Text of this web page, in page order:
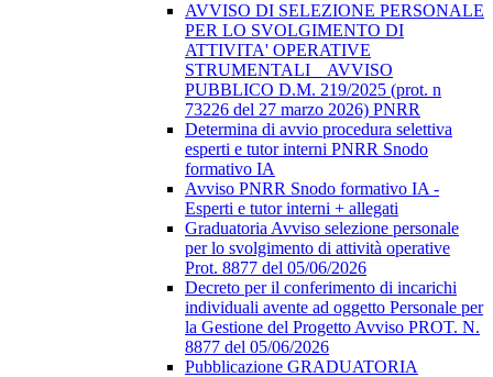
AVVISO DI SELEZIONE PERSONALE
PER LO SVOLGIMENTO DI
ATTIVITA' OPERATIVE
STRUMENTALI _ AVVISO
PUBBLICO D.M. 219/2025 (prot. n
73226 del 27 marzo 2026) PNRR
Determina di avvio procedura selettiva
esperti e tutor interni PNRR Snodo
formativo IA
Avviso PNRR Snodo formativo IA -
Esperti e tutor interni + allegati
Graduatoria Avviso selezione personale
per lo svolgimento di attività operative
Prot. 8877 del 05/06/2026
Decreto per il conferimento di incarichi
individuali avente ad oggetto Personale per
la Gestione del Progetto Avviso PROT. N.
8877 del 05/06/2026
Pubblicazione GRADUATORIA